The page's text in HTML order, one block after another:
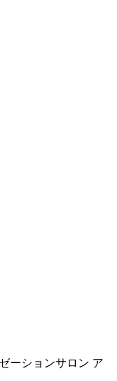
ーションサロン ア